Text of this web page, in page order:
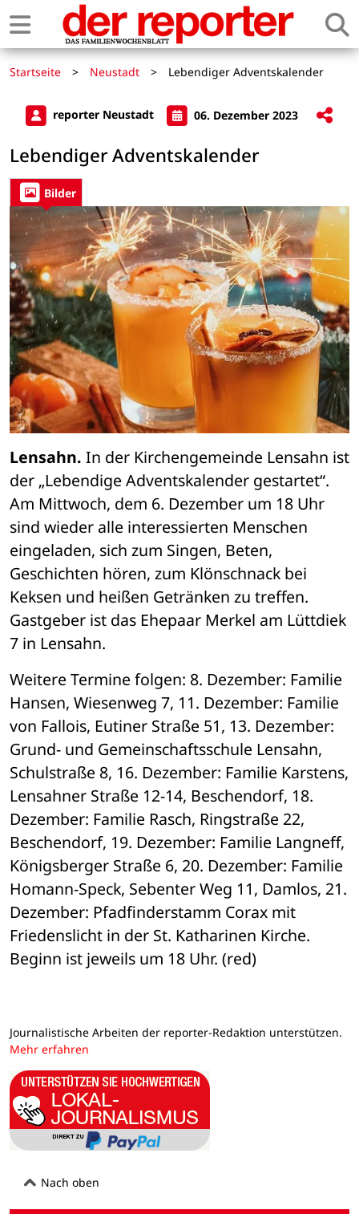
Startseite > Neustadt > Lebendiger Adventskalender
reporter Neustadt 06. Dezember 2023
Lebendiger Adventskalender
Bilder
Lensahn. In der Kirchengemeinde Lensahn ist
der „Lebendige Adventskalender gestartet“.
Am Mittwoch, dem 6. Dezember um 18 Uhr
sind wieder alle interessierten Menschen
eingeladen, sich zum Singen, Beten,
Geschichten hören, zum Klönschnack bei
Keksen und heißen Getränken zu treffen.
Gastgeber ist das Ehepaar Merkel am Lüttdiek
7 in Lensahn.
Weitere Termine folgen: 8. Dezember: Familie
Hansen, Wiesenweg 7, 11. Dezember: Familie
von Fallois, Eutiner Straße 51, 13. Dezember:
Grund- und Gemeinschaftsschule Lensahn,
Schulstraße 8, 16. Dezember: Familie Karstens,
Lensahner Straße 12-14, Beschendorf, 18.
Dezember: Familie Rasch, Ringstraße 22,
Beschendorf, 19. Dezember: Familie Langneff,
Königsberger Straße 6, 20. Dezember: Familie
Homann-Speck, Sebenter Weg 11, Damlos, 21.
Dezember: Pfadfinderstamm Corax mit
Friedenslicht in der St. Katharinen Kirche.
Beginn ist jeweils um 18 Uhr. (red)
Journalistische Arbeiten der reporter-Redaktion unterstützen.
Mehr erfahren
Nach oben